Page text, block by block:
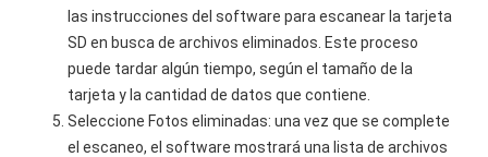
las instrucciones del software para escanear la tarjeta
SD en busca de archivos eliminados. Este proceso
puede tardar algún tiempo, según el tamaño de la
tarjeta y la cantidad de datos que contiene.
Seleccione Fotos eliminadas: una vez que se complete
el escaneo, el software mostrará una lista de archivos